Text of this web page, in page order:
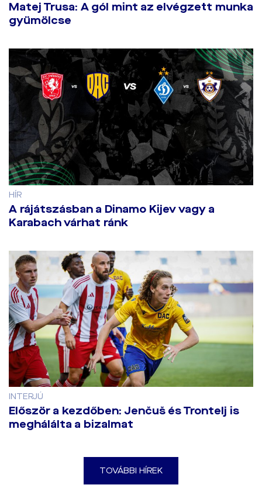
Matej Trusa: A gól mint az elvégzett munka
gyümölcse
HÍR
A rájátszásban a Dinamo Kijev vagy a
Karabach várhat ránk
INTERJÚ
Először a kezdőben: Jenčuš és Trontelj is
meghálálta a bizalmat
TOVÁBBI HÍREK